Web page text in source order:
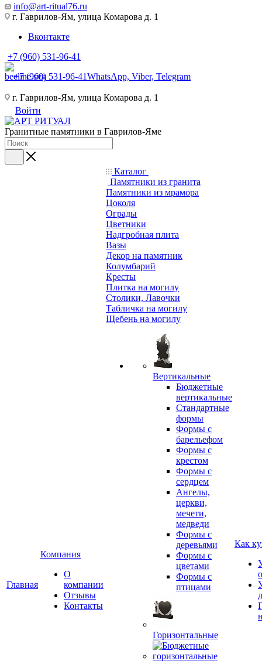
info@art-ritual76.ru
г. Гаврилов-Ям, улица Комарова д. 1
Вконтакте
+7 (960) 531-96-41
+7 (960) 531-96-41WhatsApp, Viber, Telegram
г. Гаврилов-Ям, улица Комарова д. 1
Войти
Гранитные памятники в Гаврилов-Яме
Главная
Компания
О
компании
Отзывы
Контакты
Каталог
Памятники из гранита
Памятники из мрамора
Цоколя
Ограды
Цветники
Надгробная плита
Вазы
Декор на памятник
Колумбарий
Кресты
Плитка на могилу
Столики, Лавочки
Табличка на могилу
Щебень на могилу
Вертикальные
Бюджетные
вертикальные
Стандартные
формы
Формы с
барельефом
Формы с
крестом
Формы с
сердцем
Ангелы,
церкви,
мечети,
медведи
Формы с
деревьями
Формы с
цветами
Формы с
птицами
Горизонтальные
Как